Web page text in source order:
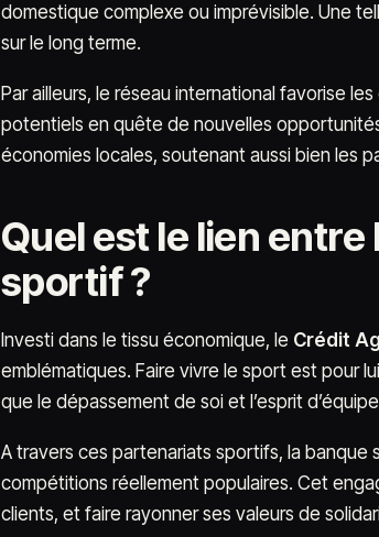
domestique complexe ou imprévisible. Une
sur le long terme.
Par ailleurs, le réseau international favorise
potentiels en quête de nouvelles
économies locales, soutenant aussi bien les
Quel est le lien
sportif ?
Investi dans le tissu économique, le Crédit
emblématiques. Faire vivre le sport est pour
que le dépassement de soi et l’esprit
A travers ces partenariats sportifs, la banque
compétitions réellement populaires. Cet
clients, et faire rayonner ses valeurs de